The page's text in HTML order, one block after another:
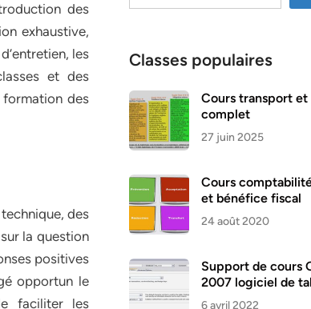
des
exhaustive,
les
et des
formation des
des
la question
positives
opportun le
faciliter les
Classes populaires
Cours transport
complet
27 juin 2025
Cours
et bénéfice fiscal
24 août 2020
Support de cours
2007 logiciel de
6 avril 2022